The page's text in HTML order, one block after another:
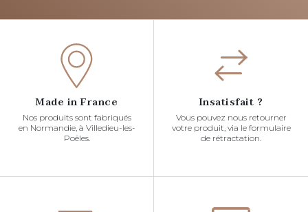
Made in France
Nos produits sont fabriqués
en Normandie, à Villedieu-les-
Poêles.
Insatisfait ?
Vous pouvez nous retourner
votre produit, via le formulaire
de rétractation.